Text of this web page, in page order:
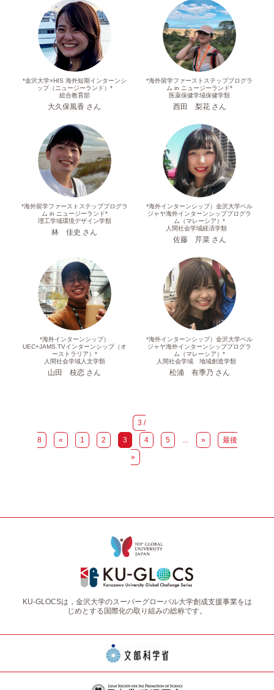
*金沢大学×HIS 海外短期インターンシ
ップ（ニュージーランド）*
総合教育部
大久保風香 さん
*海外留学ファーストステッププログラ
ム in ニュージーランド*
医薬保健学域保健学類
西田 梨花 さん
*海外留学ファーストステッププログラ
ム in ニュージーランド*
理工学域環境デザイン学類
林 佳史 さん
*海外インターンシップ）金沢大学ベル
ジャヤ海外インターンシッププログラ
ム（マレーシア）*
人間社会学域経済学類
佐藤 芹菜 さん
*海外インターンシップ）
UEC+JAMS.TVインターンシップ（オ
ーストラリア）*
人間社会学域人文学類
山田 枝恋 さん
*海外インターンシップ）金沢大学ベル
ジャヤ海外インターンシッププログラ
ム（マレーシア）*
人間社会学域 地域創造学類
松浦 有季乃 さん
3 /
8
« 1 2 3 4 5 »
最後
»
KU-GLOCSは，金沢大学のスーパーグローバル大学創成支援事業をは
じめとする国際化の取り組みの総称です。